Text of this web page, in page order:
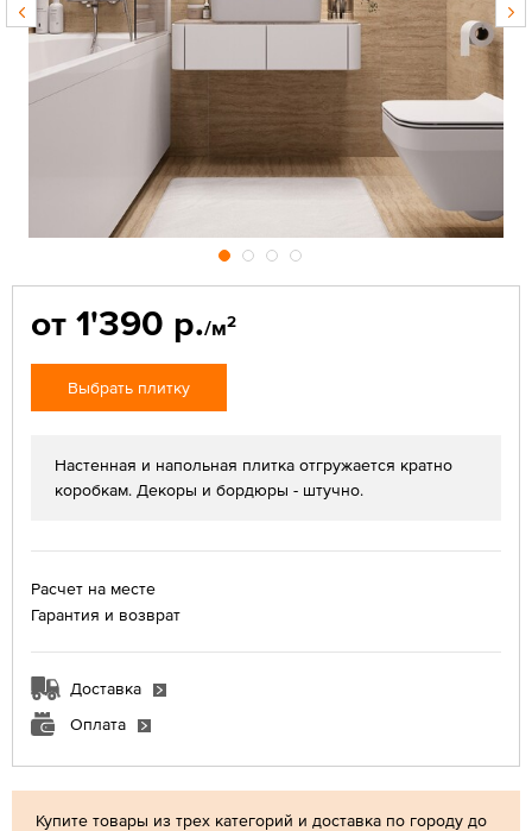
Купите товары из трех категорий и доставка по городу до
от 1'390 р./м2
Выбрать плитку
Настенная и напольная плитка отгружается кратно
коробкам. Декоры и бордюры - штучно.
Расчет на месте
Гарантия и возврат
Доставка
Оплата